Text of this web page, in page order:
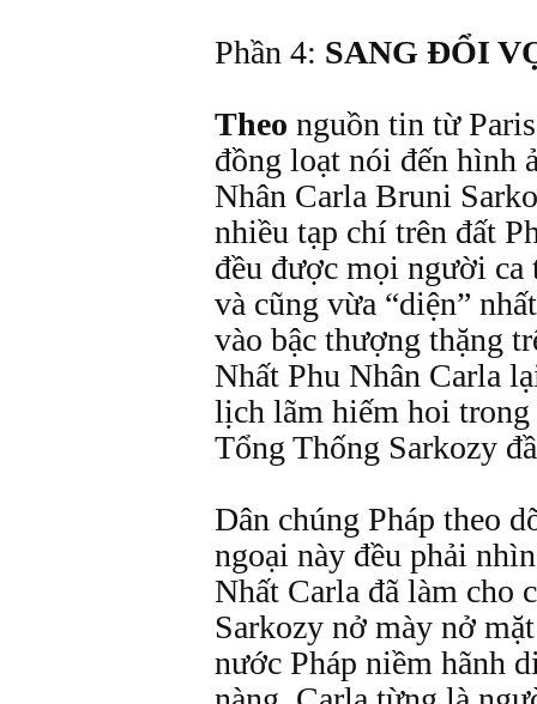
Phần 4: SANG ĐỔI
Theo nguồn tin từ
đồng loạt nói đến hình
Nhân Carla Bruni
nhiều tạp chí trên đất
đều được mọi người ca
và cũng vừa “diện”
vào bậc thượng thặng
Nhất Phu Nhân Carla
lịch lãm hiếm hoi trong
Tổng Thống Sarkozy
Dân chúng Pháp theo
ngoại này đều phải
Nhất Carla đã làm cho
Sarkozy nở mày nở
nước Pháp niềm hãnh